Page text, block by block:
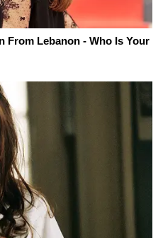
From Lebanon - Who Is Your